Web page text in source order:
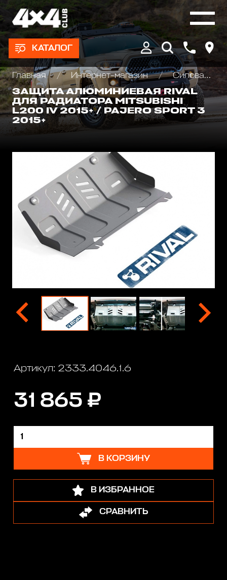
КАТАЛОГ
Главная Интернет-магазин
Силовая защита днища для внедорожников
ЗАЩИТА АЛЮМИНИЕВАЯ RIVAL
ДЛЯ РАДИАТОРА MITSUBISHI
L200 IV 2015+ / PAJERO SPORT 3
2015+
Артикул: 2333.4046.1.6
31 865 ₽
В КОРЗИНУ
В ИЗБРАННОЕ
СРАВНИТЬ